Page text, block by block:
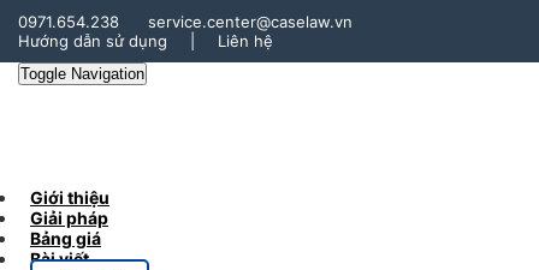
0971.654.238
service.center@caselaw.vn
Hướng dẫn sử dụng
Liên hệ
Toggle Navigation
Giới thiệu
Giải pháp
Bảng giá
Bài viết